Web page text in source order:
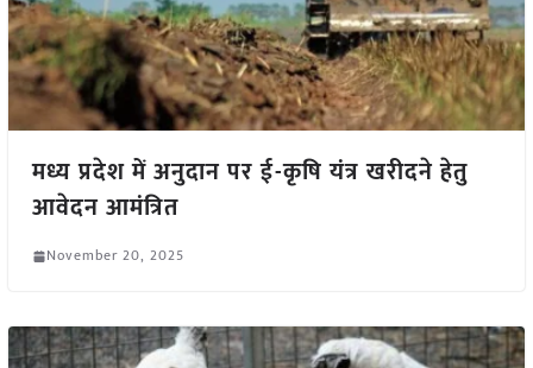
मध्य प्रदेश में अनुदान पर ई-कृषि यंत्र खरीदने हेतु
आवेदन आमंत्रित
November 20, 2025